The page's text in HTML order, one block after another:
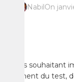
NabilOn
du